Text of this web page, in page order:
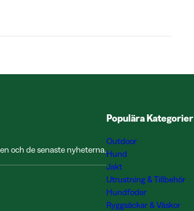
och de senaste nyheterna.
Populära Kategorier
Outdoor
Hund
Jakt
Utrustning & Tillbehör
Hundfoder
Ryggsäckar & Väskor